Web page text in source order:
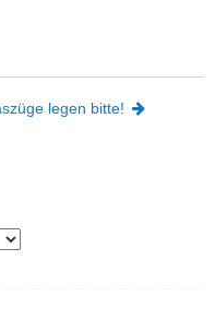
legen bitte!